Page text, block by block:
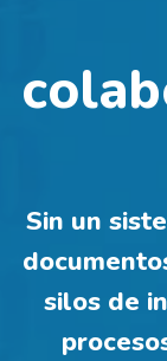
Sin un
silos de